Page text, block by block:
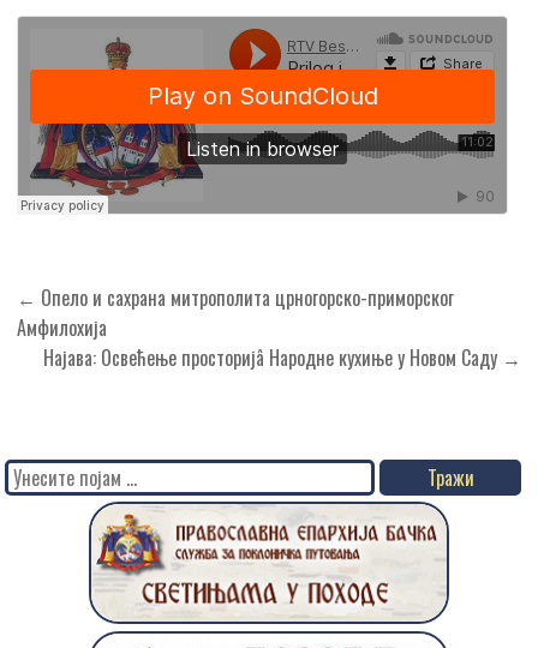
Кретање
чланка
← Опело и сахрана митрополита црногорско-приморског
Амфилохија
Најава: Освећење просторијâ Народне кухиње у Новом Саду →
Search
for: